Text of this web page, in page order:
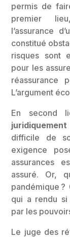
permis de
premier
l’assurance
constitué
risques sont
pour les
réassurance
L’argument
En second
difficile de
exigence
assurances
assuré. Or,
pandémique ?
qui a rendu si
par les
Le juge des